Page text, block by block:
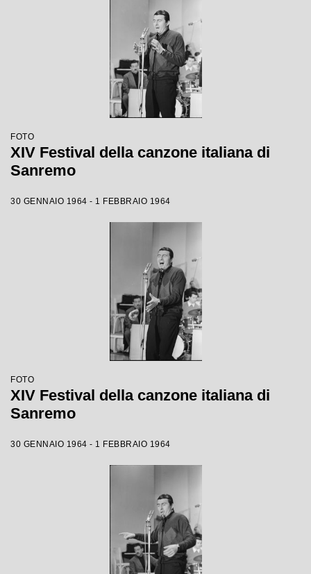
FOTO
XIV Festival della canzone italiana di
Sanremo
30 GENNAIO 1964 - 1 FEBBRAIO 1964
FOTO
XIV Festival della canzone italiana di
Sanremo
30 GENNAIO 1964 - 1 FEBBRAIO 1964